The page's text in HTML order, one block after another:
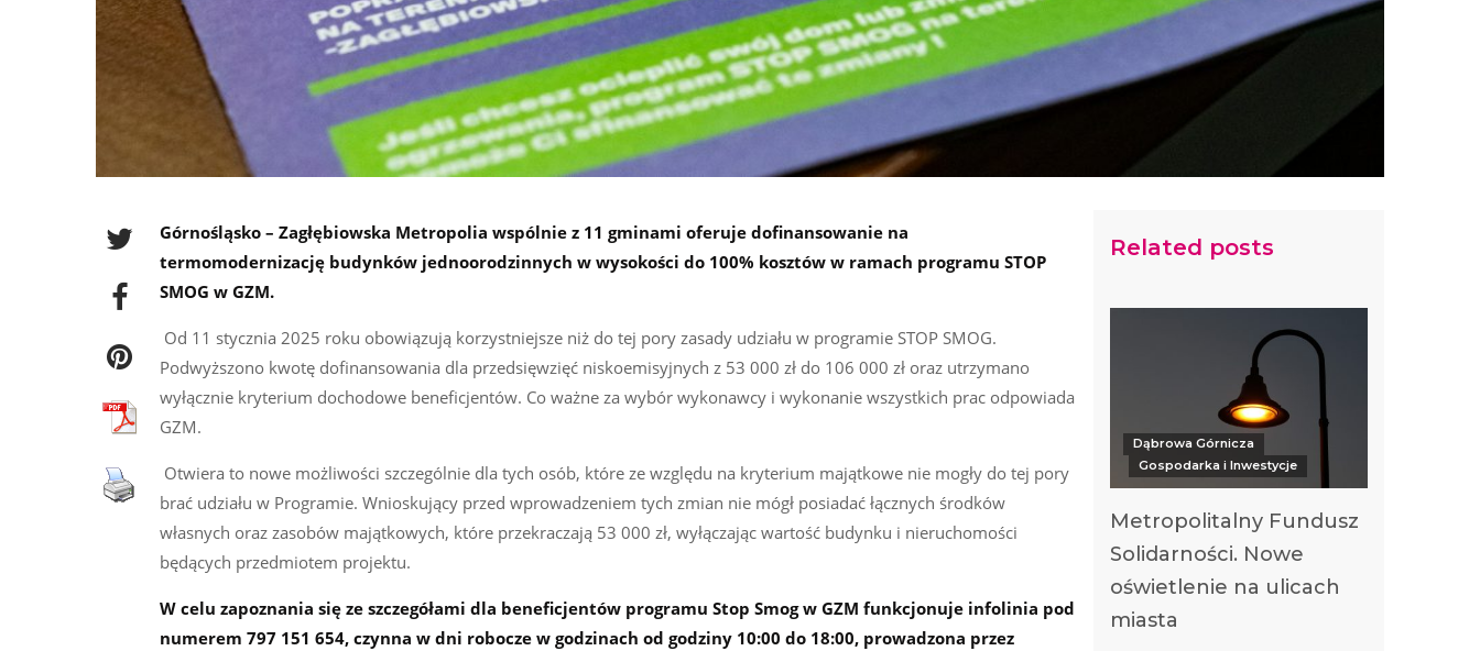
Górnośląsko – Zagłębiowska Metropolia wspólnie z 11 gminami oferuje dofinansowanie na
termomodernizację budynków jednoorodzinnych w wysokości do 100% kosztów w ramach programu STOP
SMOG w GZM.
Od 11 stycznia 2025 roku obowiązują korzystniejsze niż do tej pory zasady udziału w programie STOP SMOG.
Podwyższono kwotę dofinansowania dla przedsięwzięć niskoemisyjnych z 53 000 zł do 106 000 zł oraz utrzymano
wyłącznie kryterium dochodowe beneficjentów. Co ważne za wybór wykonawcy i wykonanie wszystkich prac odpowiada
GZM.
Otwiera to nowe możliwości szczególnie dla tych osób, które ze względu na kryterium majątkowe nie mogły do tej pory
brać udziału w Programie. Wnioskujący przed wprowadzeniem tych zmian nie mógł posiadać łącznych środków
własnych oraz zasobów majątkowych, które przekraczają 53 000 zł, wyłączając wartość budynku i nieruchomości
będących przedmiotem projektu.
W celu zapoznania się ze szczegółami dla beneficjentów programu Stop Smog w GZM funkcjonuje infolinia pod
numerem 797 151 654, czynna w dni robocze w godzinach od godziny 10:00 do 18:00, prowadzona przez
Related posts
Dąbrowa Górnicza
Gospodarka i Inwestycje
Metropolitalny Fundusz
Solidarności. Nowe
oświetlenie na ulicach
miasta